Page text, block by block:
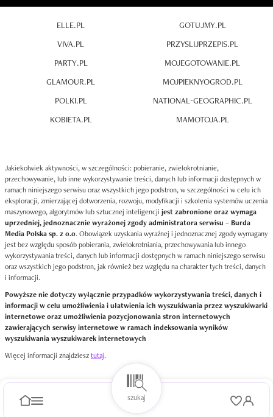
ELLE.PL
VIVA.PL
PARTY.PL
GLAMOUR.PL
POLKI.PL
KOBIETA.PL
GOTUJMY.PL
PRZYSLIJPRZEPIS.PL
MOJEGOTOWANIE.PL
MOJPIEKNYOGROD.PL
NATIONAL-GEOGRAPHIC.PL
MAMOTOJA.PL
Jakiekolwiek aktywności, w szczególności: pobieranie, zwielokrotnianie,
przechowywanie, lub inne wykorzystywanie treści, danych lub informacji dostępnych w
ramach niniejszego serwisu oraz wszystkich jego podstron, w szczególności w celu ich
eksploracji, zmierzającej dotworzenia, rozwoju, modyfikacji i szkolenia systemów uczenia
maszynowego, algorytmów lub sztucznej inteligencji jest zabronione oraz wymaga
uprzedniej, jednoznacznie wyrażonej zgody administratora serwisu – Burda
Media Polska sp. z o.o. Obowiązek uzyskania wyraźnej i jednoznacznej zgody wymagany
jest bez względu sposób pobierania, zwielokrotniania, przechowywania lub innego
wykorzystywania treści, danych lub informacji dostępnych w ramach niniejszego serwisu
oraz wszystkich jego podstron, jak również bez względu na charakter tych treści, danych
i informacji.
Powyższe nie dotyczy wyłącznie przypadków wykorzystywania treści, danych i
informacji w celu umożliwienia i ułatwienia ich wyszukiwania przez wyszukiwarki
internetowe oraz umożliwienia pozycjonowania stron internetowych
zawierających serwisy internetowe w ramach indeksowania wyników
wyszukiwania wyszukiwarek internetowych
Więcej informacji znajdziesztutaj.
szukaj